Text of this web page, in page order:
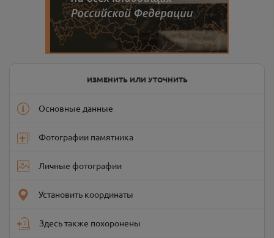
ИЗМЕНИТЬ ИЛИ УТОЧНИТЬ
Основные данные
Фотографии памятника
Личные фотографии
Установить координаты
Здесь также похоронены